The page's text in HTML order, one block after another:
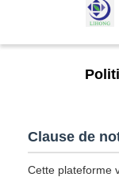
Clause de
Cette plateforme